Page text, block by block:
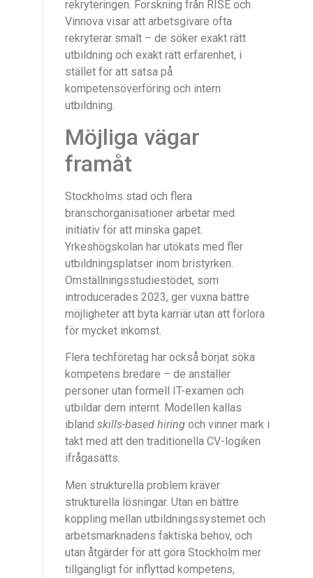
rekryteringen. Forskning från RISE och
Vinnova visar att arbetsgivare ofta
rekryterar smalt – de söker exakt rätt
utbildning och exakt rätt erfarenhet, i
stället för att satsa på
kompetensöverföring och intern
utbildning.
Möjliga vägar
framåt
Stockholms stad och flera
branschorganisationer arbetar med
initiativ för att minska gapet.
Yrkeshögskolan har utökats med fler
utbildningsplatser inom bristyrken.
Omställningsstudiestödet, som
introducerades 2023, ger vuxna bättre
möjligheter att byta karriär utan att förlora
för mycket inkomst.
Flera techföretag har också börjat söka
kompetens bredare – de anställer
personer utan formell IT-examen och
utbildar dem internt. Modellen kallas
ibland skills-based hiring och vinner mark i
takt med att den traditionella CV-logiken
ifrågasätts.
Men strukturella problem kräver
strukturella lösningar. Utan en bättre
koppling mellan utbildningssystemet och
arbetsmarknadens faktiska behov, och
utan åtgärder för att göra Stockholm mer
tillgängligt för inflyttad kompetens,